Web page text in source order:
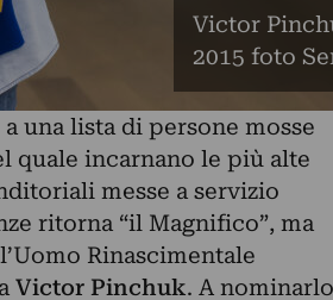
Victor
2015 foto
una lista di persone mosse
quale incarnano le più alte
messe a servizio
ritorna “il Magnifico”, ma
Rinascimentale
Victor Pinchuk. A nominarlo